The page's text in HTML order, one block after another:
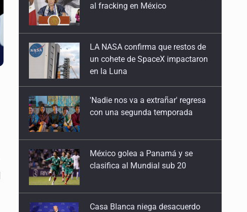
un cohete de SpaceX impactaron
'Nadie nos va a extrañar' regresa
con una segunda temporada
México golea a Panamá y se
clasifica al Mundial sub 20
Casa Blanca niega desacuerdo
entre Trump y Hegseth por falta
Anuncian comité ciudadano para